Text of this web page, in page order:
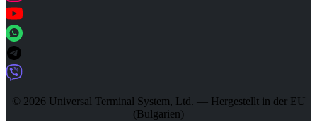
© 2026 Universal Terminal System, Ltd. — Hergestellt in der EU
(Bulgarien)